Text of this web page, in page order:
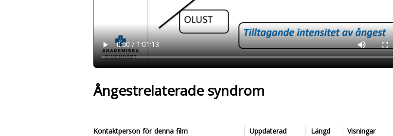
Ångestrelaterade syndrom
Kontaktperson för denna film
Uppdaterad
Längd
Visningar